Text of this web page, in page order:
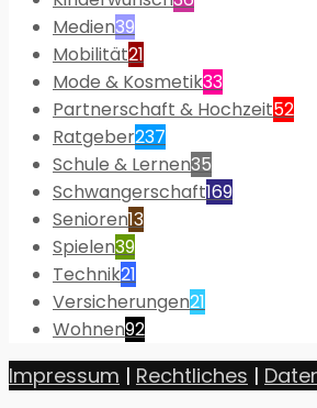
Medien39
Mobilität21
Mode & Kosmetik33
Partnerschaft & Hochzeit52
Ratgeber237
Schule & Lernen35
Schwangerschaft169
Senioren13
Spielen39
Technik21
Versicherungen21
Wohnen92
Impressum | Rechtliches |